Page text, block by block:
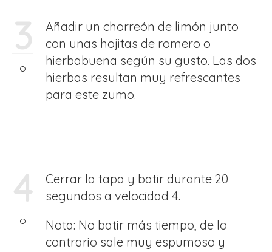
3
Añadir un chorreón de limón junto
con unas hojitas de romero o
hierbabuena según su gusto. Las dos
hierbas resultan muy refrescantes
para este zumo.
4
Cerrar la tapa y batir durante 20
segundos a velocidad 4.
Nota: No batir más tiempo, de lo
contrario sale muy espumoso y